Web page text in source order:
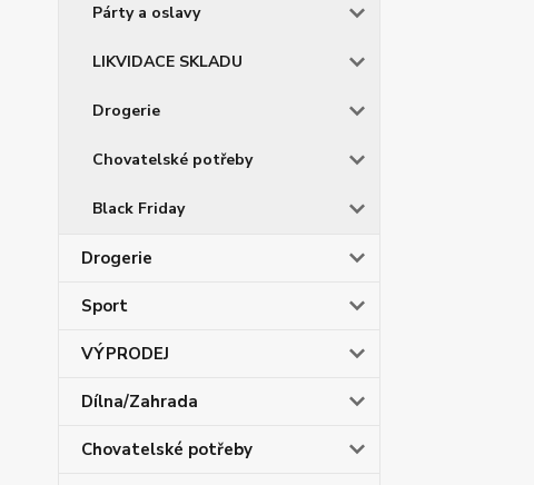
Párty a oslavy
LIKVIDACE SKLADU
Drogerie
Chovatelské potřeby
Black Friday
Drogerie
Sport
VÝPRODEJ
Dílna/Zahrada
Chovatelské potřeby